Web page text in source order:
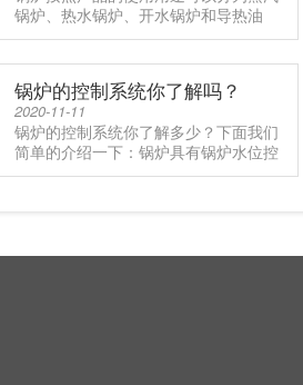
锅炉、热水锅炉、开水锅炉和导热油
炉。蒸汽锅炉是指通过其它燃料进.....
锅炉的控制系统你了解吗？
2020-11-11
锅炉的控制系统你了解多少？下面我们
简单的介绍一下：锅炉具有锅炉水位控
制、蒸汽压力控制、缺水保护控.....